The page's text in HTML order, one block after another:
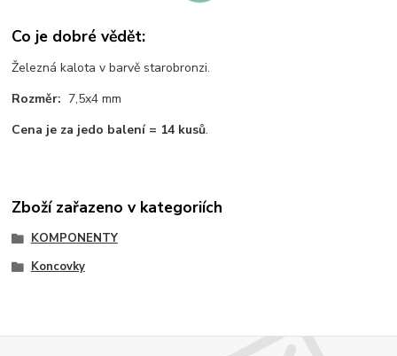
Co je dobré vědět:
Železná kalota v barvě starobronzi.
Rozměr: 7,5x4 mm
Cena je za jedo balení = 14 kusů.
Zboží zařazeno v kategoriích
KOMPONENTY
Koncovky